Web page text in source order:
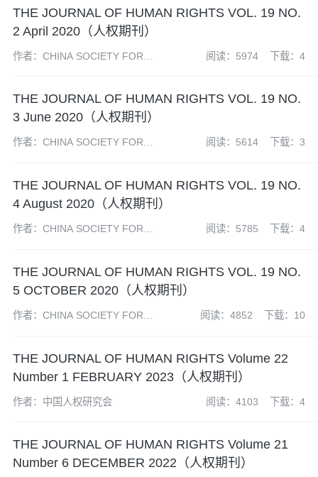
THE JOURNAL OF HUMAN RIGHTS VOL. 19 NO.
2 April 2020（人权期刊）
作者：CHINA SOCIETY FOR
阅读：5974 下载：4
THE JOURNAL OF HUMAN RIGHTS VOL. 19 NO.
3 June 2020（人权期刊）
作者：CHINA SOCIETY FOR
阅读：5614 下载：3
THE JOURNAL OF HUMAN RIGHTS VOL. 19 NO.
4 August 2020（人权期刊）
作者：CHINA SOCIETY FOR
阅读：5785 下载：4
THE JOURNAL OF HUMAN RIGHTS VOL. 19 NO.
5 OCTOBER 2020（人权期刊）
作者：CHINA SOCIETY FOR
阅读：4852 下载：10
THE JOURNAL OF HUMAN RIGHTS Volume 22
Number 1 FEBRUARY 2023（人权期刊）
作者：中国人权研究会 阅读：4103 下载：4
THE JOURNAL OF HUMAN RIGHTS Volume 21
Number 6 DECEMBER 2022（人权期刊）